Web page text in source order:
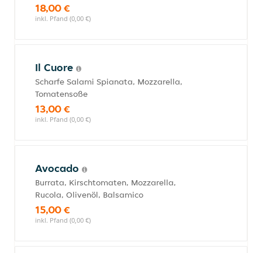
18,00 €
inkl. Pfand (0,00 €)
Il Cuore
Scharfe Salami Spianata, Mozzarella,
Tomatensoße
13,00 €
inkl. Pfand (0,00 €)
Avocado
Burrata, Kirschtomaten, Mozzarella,
Rucola, Olivenöl, Balsamico
15,00 €
inkl. Pfand (0,00 €)